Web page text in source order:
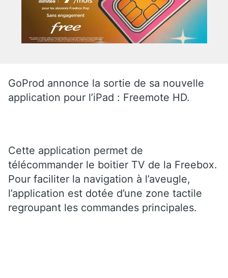
GoProd annonce la sortie de sa nouvelle
application pour l’iPad : Freemote HD.
Cette application permet de
télécommander le boitier TV de la Freebox.
Pour faciliter la navigation à l’aveugle,
l’application est dotée d’une zone tactile
regroupant les commandes principales.